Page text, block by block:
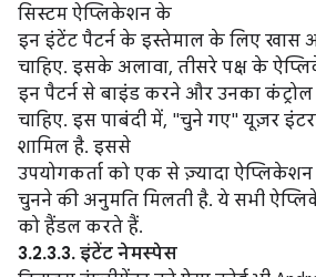
सिस्टम ऐप्लिकेशन के
इन इंटेंट पैटर्न के इस्तेमाल के लिए खास
चाहिए. इसके अलावा, तीसरे पक्ष के
इन पैटर्न से बाइंड करने और उनका कंट्रोल
चाहिए. इस पाबंदी में, "चुने गए" यूज़र
शामिल है. इससे
उपयोगकर्ता को एक से ज़्यादा
चुनने की अनुमति मिलती है. ये सभी
को हैंडल करते हैं.
3.2.3.3. इंटेंट नेमस्पेस